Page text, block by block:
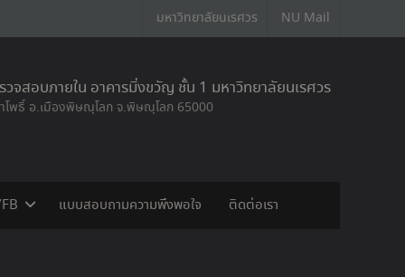
มหาวิทยาลัยนเรศวร NU Mail
จสอบภายใน อาคารมิ่งขวัญ ชั้น 1 มหาวิทยาลัยนเรศวร
โพธิ์ อ.เมืองพิษณุโลก จ.พิษณุโลก 65000
แบบสอบถามความพึงพอใจ ติดต่อเรา